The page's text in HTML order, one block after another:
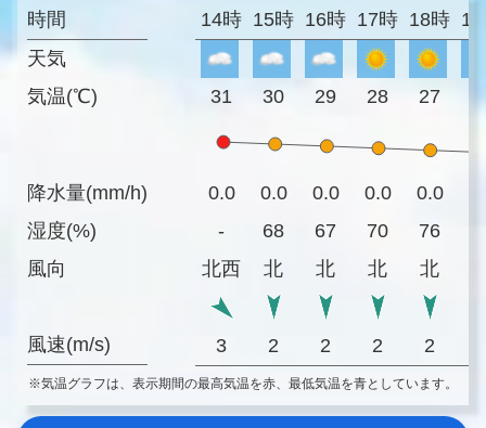
時間
天気
気温(℃)
降水量(mm/h)
湿度(%)
風向
風速(m/s)
14時 15時 16時 17時 18時
31 30 29 28 27
0.0 0.0 0.0 0.0 0.0
-
68 67 70 76
北西
北 北 北 北
3 2 2 2 2
※気温グラフは、表示期間の最高気温を赤、最低気温を青としています。